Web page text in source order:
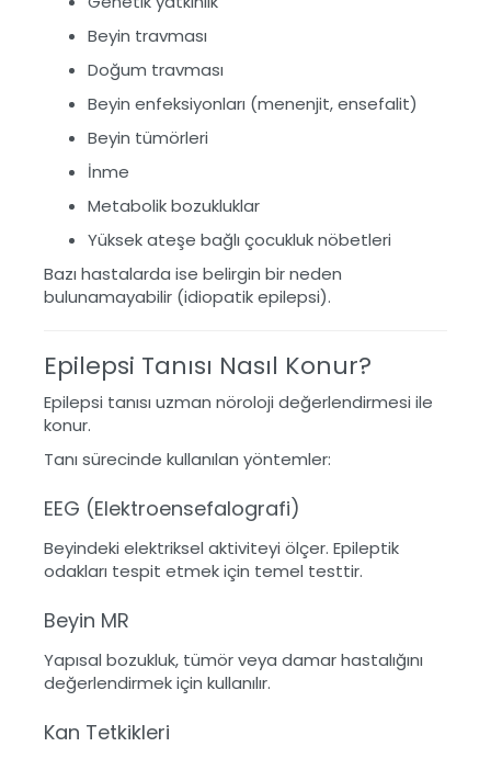
Beyin travması
Doğum travması
Beyin enfeksiyonları (menenjit, ensefalit)
Beyin tümörleri
İnme
Metabolik bozukluklar
Yüksek ateşe bağlı çocukluk nöbetleri
Bazı hastalarda ise belirgin bir neden
bulunamayabilir (idiopatik epilepsi).
Epilepsi Tanısı Nasıl Konur?
Epilepsi tanısı uzman nöroloji değerlendirmesi ile
konur.
Tanı sürecinde kullanılan yöntemler:
EEG (Elektroensefalografi)
Beyindeki elektriksel aktiviteyi ölçer. Epileptik
odakları tespit etmek için temel testtir.
Beyin MR
Yapısal bozukluk, tümör veya damar hastalığını
değerlendirmek için kullanılır.
Kan Tetkikleri